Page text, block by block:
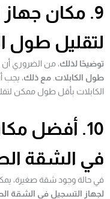
9. مكان
لتقليل طول
توضيحًا لذلك، من الضروري
طول الكابلات مع ذلك، يجب
الكابلات بأقل طول ممكن
10. أفضل
في الشقة
في حالة وجود شقة صغيرة،
لجهاز التسجيل في الشقة